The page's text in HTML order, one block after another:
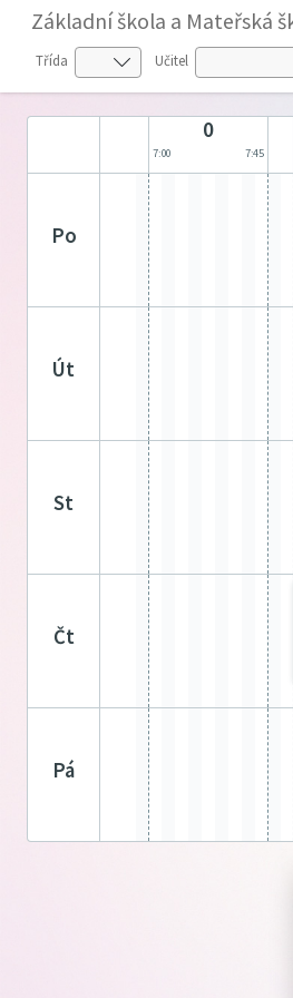
Základní škola a Mateřská
Třída Učitel
0
7:00 7:45
po
út
st
čt
pá